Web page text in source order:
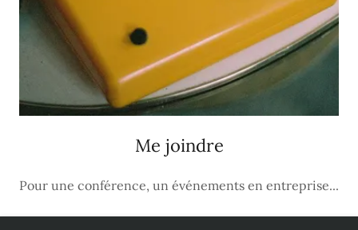
Me joindre
Pour une conférence, un événements en entreprise...